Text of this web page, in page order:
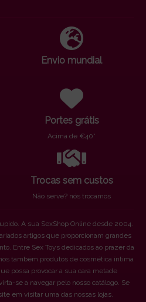
Envio mundial
Portes grátis
Acima de €40*
Trocas sem custos
Não serve? nós trocamos
A sua SexShop Online desde 2004.
artigos que proporcionam grandes
Entre Sex Toys dedicados ao prazer da
também produtos de cosmética íntima
possa provocar a sua cara metade
se a navegar pelo nosso catálogo. Se
em visitar uma das nossas lojas.